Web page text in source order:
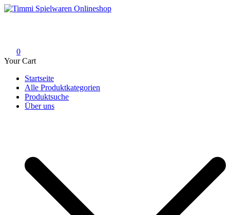
Skip
0
Your Cart
Startseite
Alle Produktkategorien
Produktsuche
Über uns